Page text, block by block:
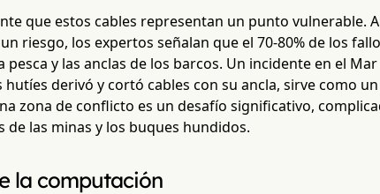
que estos cables representan un punto vulnerable.
riesgo, los expertos señalan que el 70-80% de los
y las anclas de los barcos. Un incidente en el
derivó y cortó cables con su ancla, sirve como
zona de conflicto es un desafío significativo,
las minas y los buques hundidos.
la computación